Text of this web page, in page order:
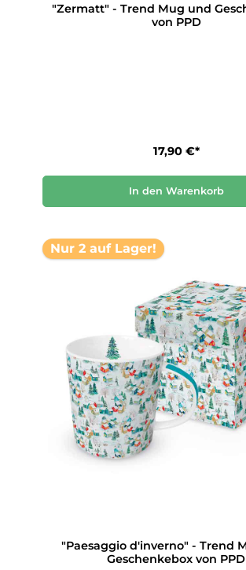
"Zermatt" - Trend Mug und Geschenkebox
von PPD
17,90 €*
In den Warenkorb
Nur 2 auf Lager!
"Paesaggio d'inverno" - Trend Mug und
Geschenkebox von PPD